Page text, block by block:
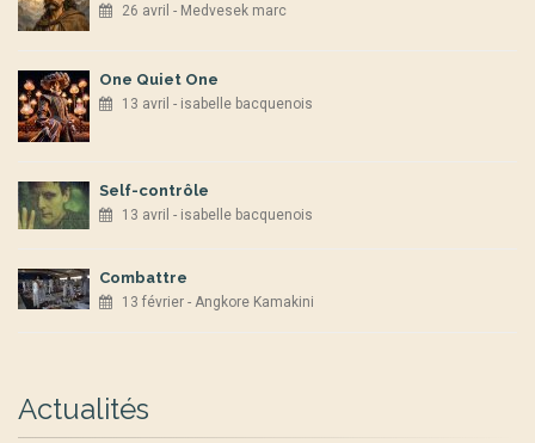
26 avril - Medvesek marc
One Quiet One
13 avril - isabelle bacquenois
Self-contrôle
13 avril - isabelle bacquenois
Combattre
13 février - Angkore Kamakini
Actualités